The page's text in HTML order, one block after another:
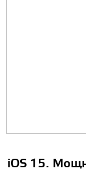
iOS 15.